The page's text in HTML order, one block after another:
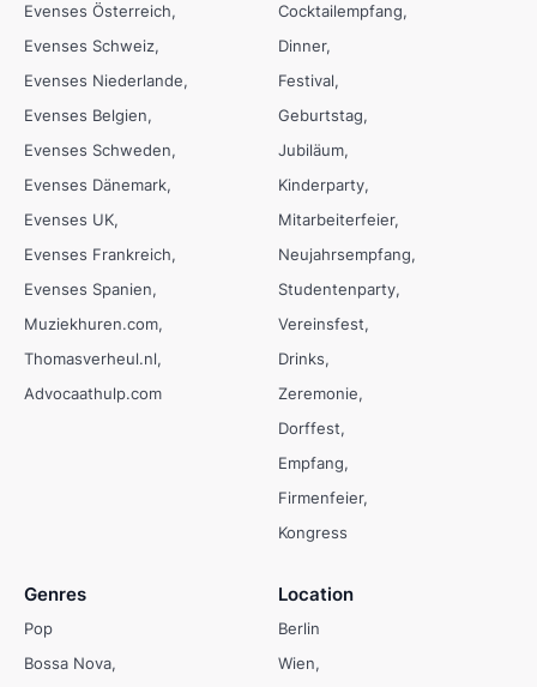
Evenses Österreich
Evenses Schweiz
Evenses Niederlande
Evenses Belgien
Evenses Schweden
Evenses Dänemark
Evenses UK
Evenses Frankreich
Evenses Spanien
Muziekhuren.com
Thomasverheul.nl
Advocaathulp.com
Cocktailempfang
Dinner
Festival
Geburtstag
Jubiläum
Kinderparty
Mitarbeiterfeier
Neujahrsempfang
Studentenparty
Vereinsfest
Drinks
Zeremonie
Dorffest
Empfang
Firmenfeier
Kongress
Genres
Pop
Bossa Nova
Location
Berlin
Wien